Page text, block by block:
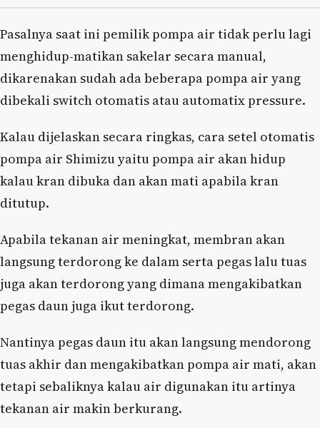
Pasalnya saat ini pemilik pompa air tidak perlu lagi
menghidup-matikan sakelar secara manual,
dikarenakan sudah ada beberapa pompa air yang
dibekali switch otomatis atau automatix pressure.
Kalau dijelaskan secara ringkas, cara setel otomatis
pompa air Shimizu yaitu pompa air akan hidup
kalau kran dibuka dan akan mati apabila kran
ditutup.
Apabila tekanan air meningkat, membran akan
langsung terdorong ke dalam serta pegas lalu tuas
juga akan terdorong yang dimana mengakibatkan
pegas daun juga ikut terdorong.
Nantinya pegas daun itu akan langsung mendorong
tuas akhir dan mengakibatkan pompa air mati, akan
tetapi sebaliknya kalau air digunakan itu artinya
tekanan air makin berkurang.